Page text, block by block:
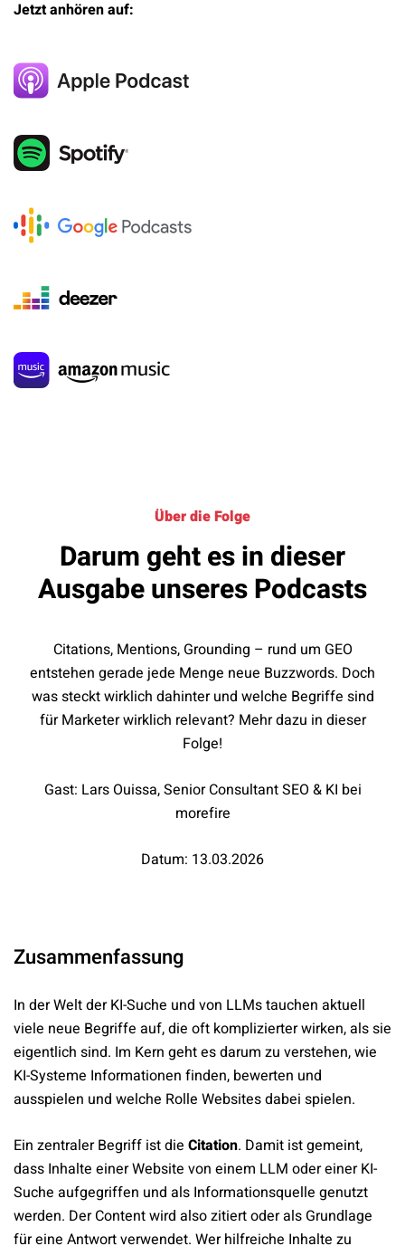
Jetzt anhören auf:
Über die Folge
Darum geht es in dieser
Ausgabe unseres Podcasts
Citations, Mentions, Grounding – rund um GEO
entstehen gerade jede Menge neue Buzzwords. Doch
was steckt wirklich dahinter und welche Begriffe sind
für Marketer wirklich relevant? Mehr dazu in dieser
Folge!
Gast: Lars Ouissa, Senior Consultant SEO & KI bei
morefire
Datum: 13.03.2026
Zusammenfassung
In der Welt der KI-Suche und von LLMs tauchen aktuell
viele neue Begriffe auf, die oft komplizierter wirken, als sie
eigentlich sind. Im Kern geht es darum zu verstehen, wie
KI-Systeme Informationen finden, bewerten und
ausspielen und welche Rolle Websites dabei spielen.
Ein zentraler Begriff ist die Citation. Damit ist gemeint,
dass Inhalte einer Website von einem LLM oder einer KI-
Suche aufgegriffen und als Informationsquelle genutzt
werden. Der Content wird also zitiert oder als Grundlage
für eine Antwort verwendet. Wer hilfreiche Inhalte zu